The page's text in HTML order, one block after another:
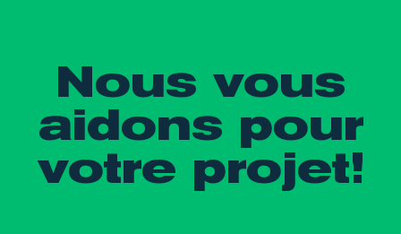
Nous vous
aidons pour
votre projet!